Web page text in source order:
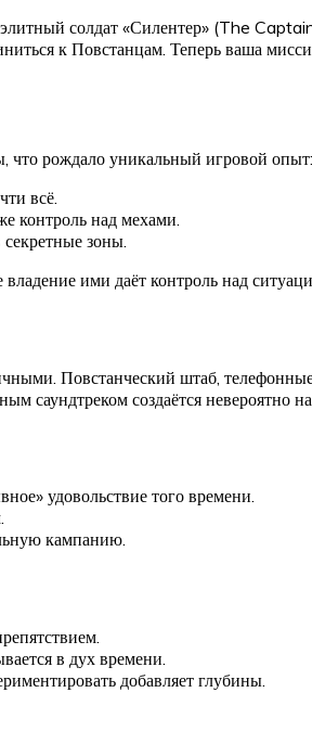
солдат «Силентер» (The
к Повстанцам. Теперь ваша
что рождало уникальный игровой опыт:
всё.
контроль над мехами.
зоны.
ими даёт контроль над
Повстанческий штаб,
саундтреком создаётся невероятно
удовольствие того времени.
кампанию.
в дух времени.
добавляет глубины.